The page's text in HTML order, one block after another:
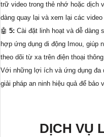
trữ video trong thẻ nhớ hoặc dịch
dàng quay lại và xem lại các video
🤖️ 5: Cài đặt linh hoạt và dễ
hợp ứng dụng di động Imou, giúp
theo dõi từ xa trên điện thoại
Với những lợi ích và ứng dụng đa
giải pháp an ninh hiệu quả để bảo
DỊCH VỤ